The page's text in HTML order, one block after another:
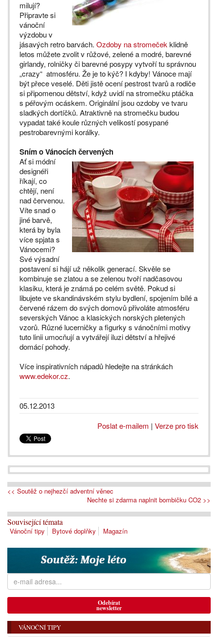
milují?
Připravte si
vánoční
výzdobu v
jásavých retro barvách. Ozdoby na stromeček klidně
letos můžete zvolit v růžové, zelené a modré, barevné
girlandy, rolničky či barevné posypy vytvoří tu správnou
„crazy“ atmosféru. Že je to kýč? I kdyby! Vánoce mají
být přece veselé. Děti jistě ocení pestrost tvarů a rodiče
si připomenou dětství, když uvidí na stromečku ptáčka
s péřovým ocáskem. Originální jsou ozdoby ve tvaru
sladkých dortíčků. Atraktivně na stromečku budou
vypadat také koule různých velikostí posypané
pestrobarevnými korálky.
Sním o Vánocích červených
Ať si módní
designéři
říkají, co
chtějí, není
nad červenou.
Víte snad o
jiné barvě,
která by byla
více spjata s
Vánocemi?
Své výsadní
postavení si hájí už několik generací. Skvěle se
kombinuje se zlatou a se zelenou tvoří nadčasovou
klasiku, která je známá po celém světě. Pokud si
libujete ve skandinávském stylu bydlení, spojením bílé a
červené rázem do svých domovů přivoláte atmosféru
severských Vánoc a klasických norských pletených
vzorů. Různé lucerničky a figurky s vánočními motivy
tuto linii umocňují a vytvářejí iluzi dětství a hřejivé
domácí pohody.
Více inspirativních nápadů hledejte na stránkách
www.edekor.cz.
05.12.2013
Poslat e-mailem | Verze pro tisk
<< Soutěž o nejhezčí adventní věnec
Nechte si zdarma naplnit bombičku CO2 >>
Související témata
Vánoční tipy Bytové doplňky Magazín
Odebírat
newsletter
VÁNOČNÍ TIPY